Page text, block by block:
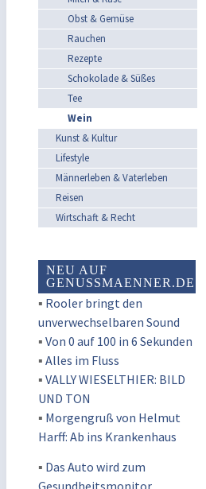
Obst & Gemüse
Rauchen
Rezepte
Schokolade & Süßes
Tee
Wein
Kunst & Kultur
Lifestyle
Männerleben & Vaterleben
Reisen
Wirtschaft & Recht
NEU AUF
GENUSSMAENNER.DE
▪ Rooler bringt den
unverwechselbaren Sound
▪ Von 0 auf 100 in 6 Sekunden
▪ Alles im Fluss
▪ VALLY WIESELTHIER: BILD
UND TON
▪ Morgengruß von Helmut
Harff: Ab ins Krankenhaus
▪ Das Auto wird zum
Gesundheitsmonitor